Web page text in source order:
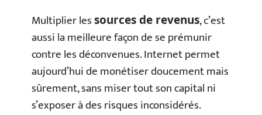
Multiplier lessources de revenus, c’est
aussi la meilleure façon de se prémunir
contre les déconvenues. Internet permet
aujourd’hui de monétiser doucement mais
sûrement, sans miser tout son capital ni
s’exposer à des risques inconsidérés.